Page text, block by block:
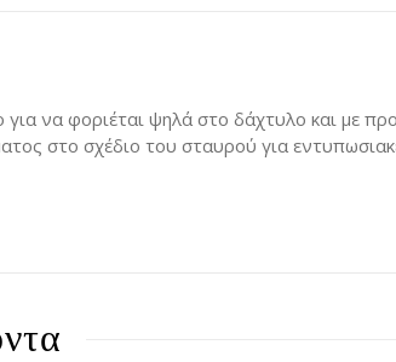
να φοριέται ψηλά στο δάχτυλο και με
στο σχέδιο του σταυρού για